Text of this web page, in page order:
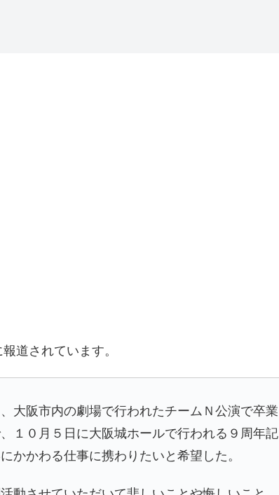
道されています。
大阪市内の劇場で行われたチームＮ公演で卒業
１０月５日に大阪城ホールで行われる９周年記
かかわる仕事に携わりたいと希望した。